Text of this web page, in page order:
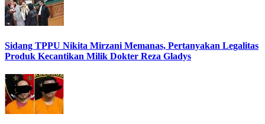
Sidang TPPU Nikita Mirzani Memanas, Pertanyakan Legalitas
Produk Kecantikan Milik Dokter Reza Gladys